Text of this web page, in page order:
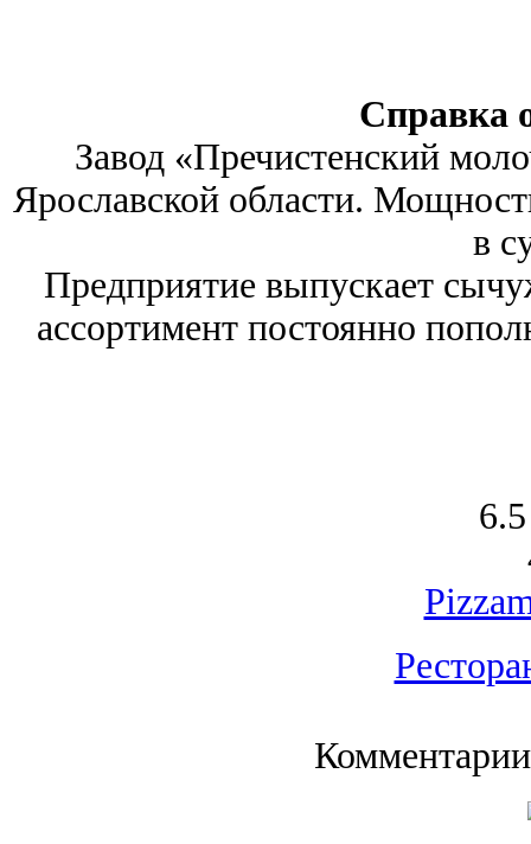
Справка
Завод «Пречистенский
Ярославской области.
в
Предприятие выпускает
ассортимент постоянно